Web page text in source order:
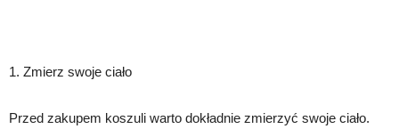
1. Zmierz swoje ciało
Przed zakupem koszuli warto dokładnie zmierzyć swoje ciało.